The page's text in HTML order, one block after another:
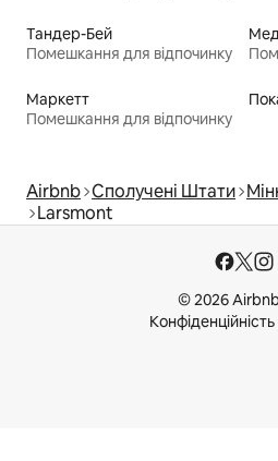
Тандер-Бей
Помешкання для відпочинку
Маркетт
Помешкання для відпочинку
Airbnb Сполучені Штати
Larsmont
© 2026
Конфіденційність